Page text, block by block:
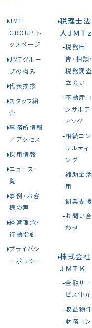
JMT
GROUP ト
ップページ
JMTグルー
プの強み
代表挨拶
スタッフ紹
介
事務所情報
／アクセス
採用情報
ニュース一
覧
事例・お客
様の声
経営理念・
行動指針
プライバシ
ーポリシー
税理士法
人ＪＭＴｚ
税務申
告・相談・
税務調査
立会い
不動産コ
ンサルテ
ィング
相続コン
サルティ
ング
補助金活
用
創業支援
お問い合
わせ
株式会社
ＪＭＴＫ
金融サー
ビス仲介
収益物件
財務コン